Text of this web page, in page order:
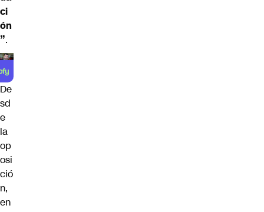
ci
ón
”.
De
sd
e
la
op
osi
ció
n,
en